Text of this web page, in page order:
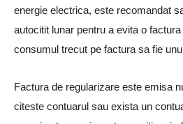
energie electrica, este recomandat
autocitit lunar pentru a evita o
consumul trecut pe factura sa fie
Factura de regularizare este emisa
citeste contuarul sau exista un